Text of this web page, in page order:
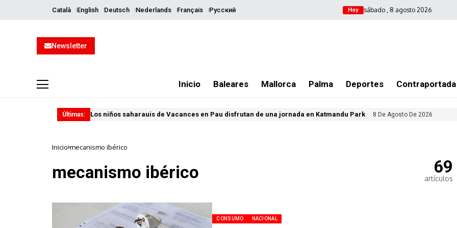
Català English Deutsch Nederlands Français Русский Hoy sábado , 8 agosto 2026
Newsletter
Inicio Baleares Mallorca Palma Deportes Contraportada
Últimas: Los niños saharauis de Vacances en Pau disfrutan de una jornada en Katmandu Park 8 De Agosto De 2026
Inicio mecanismo ibérico
mecanismo ibérico 69
artículos
CONSUMO NACIONAL